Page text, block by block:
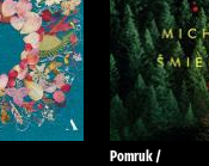
Pomruk /